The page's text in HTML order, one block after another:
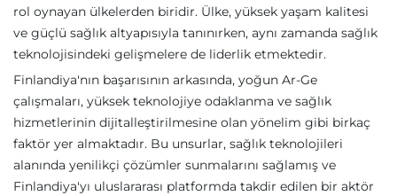
rol oynayan ülkelerden biridir. Ülke, yüksek yaşam kalitesi
ve güçlü sağlık altyapısıyla tanınırken, aynı zamanda sağlık
teknolojisindeki gelişmelere de liderlik etmektedir.
Finlandiya'nın başarısının arkasında, yoğun Ar-Ge
çalışmaları, yüksek teknolojiye odaklanma ve sağlık
hizmetlerinin dijitalleştirilmesine olan yönelim gibi birkaç
faktör yer almaktadır. Bu unsurlar, sağlık teknolojileri
alanında yenilikçi çözümler sunmalarını sağlamış ve
Finlandiya'yı uluslararası platformda takdir edilen bir aktör